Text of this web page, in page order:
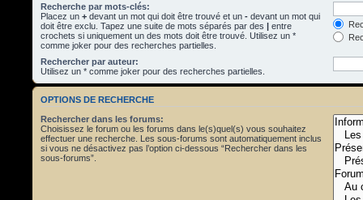
Recherche par mots-clés:
Placez un + devant un mot qui doit être trouvé et un - devant un mot qui
doit être exclu. Tapez une suite de mots séparés par des | entre
crochets si uniquement un des mots doit être trouvé. Utilisez un *
comme joker pour des recherches partielles.
Rechercher par auteur:
Utilisez un * comme joker pour des recherches partielles.
OPTIONS DE RECHERCHE
Rechercher dans les forums:
Choisissez le forum ou les forums dans le(s)quel(s) vous souhaitez
effectuer une recherche. Les sous-forums sont automatiquement inclus
si vous ne désactivez pas l’option ci-dessous “Rechercher dans les
sous-forums”.